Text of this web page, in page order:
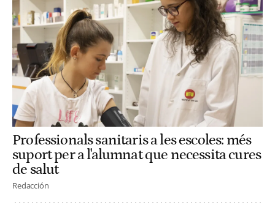
Professionals sanitaris a les escoles: més
suport per a l'alumnat que necessita cures
de salut
Redacción